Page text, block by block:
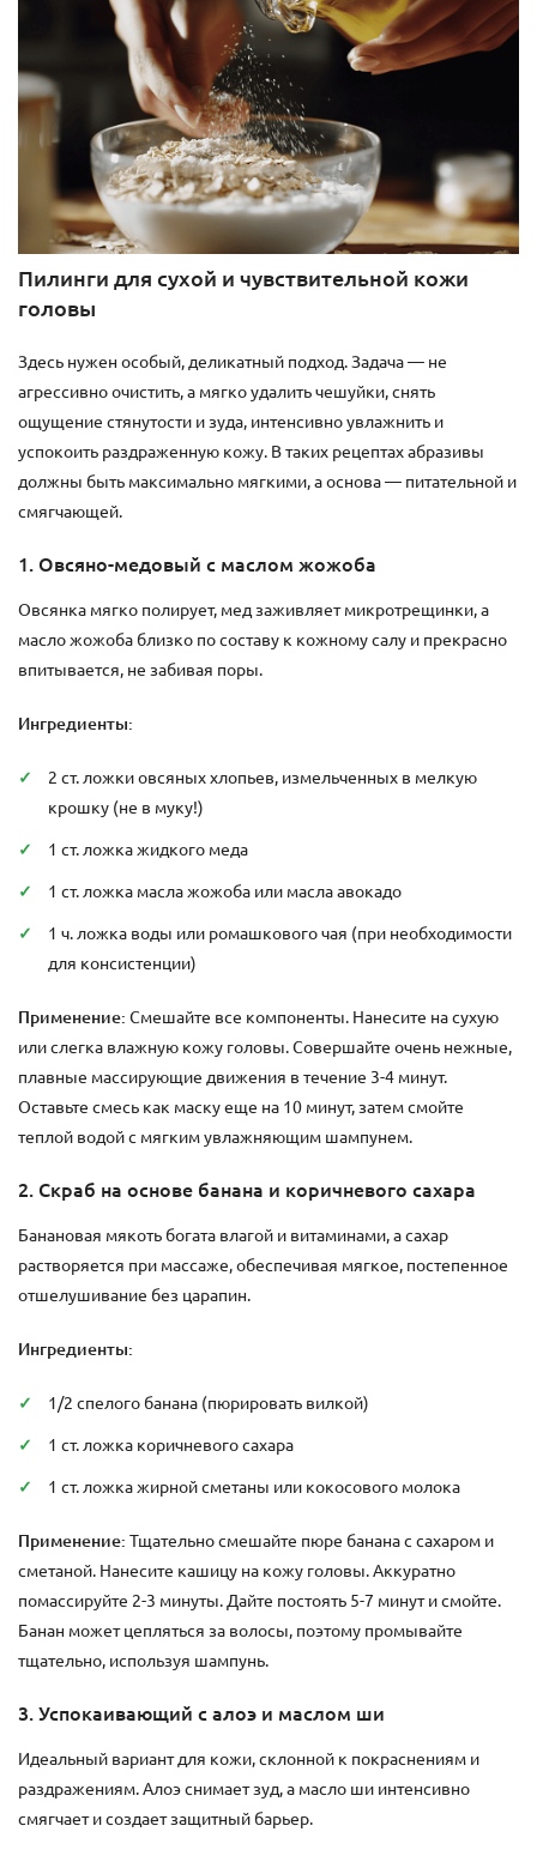
Пилинги для сухой и чувствительной кожи
головы
Здесь нужен особый, деликатный подход. Задача — не
агрессивно очистить, а мягко удалить чешуйки, снять
ощущение стянутости и зуда, интенсивно увлажнить и
успокоить раздраженную кожу. В таких рецептах абразивы
должны быть максимально мягкими, а основа — питательной и
смягчающей.
1. Овсяно-медовый с маслом жожоба
Овсянка мягко полирует, мед заживляет микротрещинки, а
масло жожоба близко по составу к кожному салу и прекрасно
впитывается, не забивая поры.
Ингредиенты:
2 ст. ложки овсяных хлопьев, измельченных в мелкую
крошку (не в муку!)
1 ст. ложка жидкого меда
1 ст. ложка масла жожоба или масла авокадо
1 ч. ложка воды или ромашкового чая (при необходимости
для консистенции)
Применение: Смешайте все компоненты. Нанесите на сухую
или слегка влажную кожу головы. Совершайте очень нежные,
плавные массирующие движения в течение 3-4 минут.
Оставьте смесь как маску еще на 10 минут, затем смойте
теплой водой с мягким увлажняющим шампунем.
2. Скраб на основе банана и коричневого сахара
Банановая мякоть богата влагой и витаминами, а сахар
растворяется при массаже, обеспечивая мягкое, постепенное
отшелушивание без царапин.
Ингредиенты:
1/2 спелого банана (пюрировать вилкой)
1 ст. ложка коричневого сахара
1 ст. ложка жирной сметаны или кокосового молока
Применение: Тщательно смешайте пюре банана с сахаром и
сметаной. Нанесите кашицу на кожу головы. Аккуратно
помассируйте 2-3 минуты. Дайте постоять 5-7 минут и смойте.
Банан может цепляться за волосы, поэтому промывайте
тщательно, используя шампунь.
3. Успокаивающий с алоэ и маслом ши
Идеальный вариант для кожи, склонной к покраснениям и
раздражениям. Алоэ снимает зуд, а масло ши интенсивно
смягчает и создает защитный барьер.